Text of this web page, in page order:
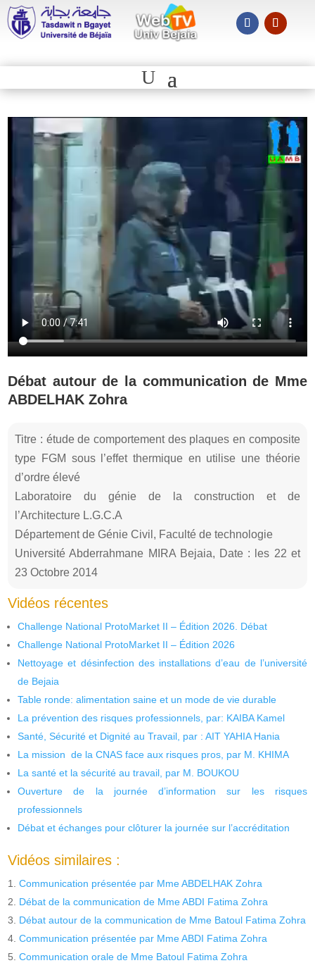
Débat autour de la communication de Mme
ABDELHAK Zohra
Titre : étude de comportement des plaques en composite
type FGM sous l’effet thermique en utilise une théorie
d’ordre élevé
Laboratoire du génie de la construction et de
l’Architecture L.G.C.A
Département de Génie Civil, Faculté de technologie
Université Abderrahmane MIRA Bejaia, Date : les 22 et
23 Octobre 2014
Vidéos récentes
Challenge National ProtoMarket II – Édition 2026. Débat
Challenge National ProtoMarket II – Édition 2026
Nettoyage et désinfection des installations d’eau de l’université
de Bejaia
Table ronde: alimentation saine et un mode de vie durable
La prévention des risques professionnels, par: KAIBA Kamel
Santé, Sécurité et Dignité au Travail, par : AIT YAHIA Hania
La mission de la CNAS face aux risques pros, par M. KHIMA
La santé et la sécurité au travail, par M. BOUKOU
Ouverture de la journée d’information sur les risques
professionnels
Débat et échanges pour clôturer la journée sur l’accréditation
Vidéos similaires :
Communication présentée par Mme ABDELHAK Zohra
Débat de la communication de Mme ABDI Fatima Zohra
Débat autour de la communication de Mme Batoul Fatima Zohra
Communication présentée par Mme ABDI Fatima Zohra
Communication orale de Mme Batoul Fatima Zohra